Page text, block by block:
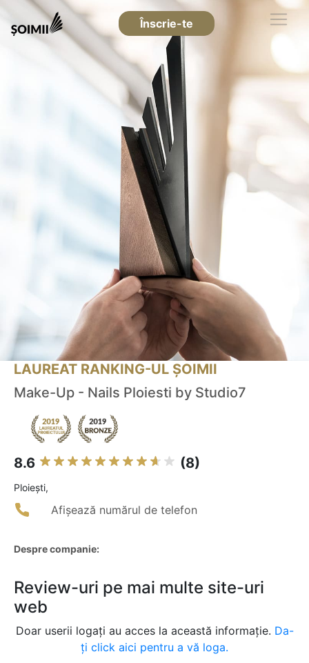
Înscrie-te
LAUREAT RANKING-UL ȘOIMII
Make-Up - Nails Ploiesti by Studio7
8.6 (8)
Ploieşti,
Afișează numărul de telefon
Despre companie:
Review-uri pe mai multe site-uri
web
Doar userii logați au acces la această informație. Da-
ți click aici pentru a vă loga.